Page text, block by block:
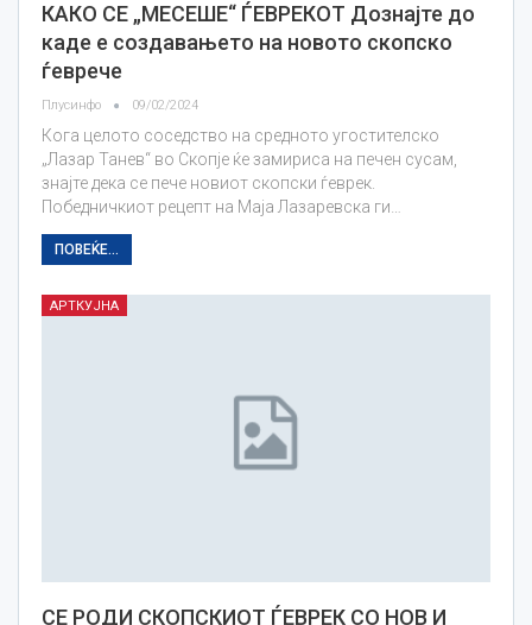
КАКО СЕ „МЕСЕШЕ“ ЃЕВРЕКОТ Дознајте до
каде е создавањето на новото скопско
ѓеврече
Плусинфо 09/02/2024
Кога целото соседство на средното угостителско
„Лазар Танев“ во Скопје ќе замириса на печен сусам,
знајте дека се пече новиот скопски ѓеврек.
Победничкиот рецепт на Маја Лазаревска ги…
ПОВЕЌЕ...
АРТКУЈНА
СЕ РОДИ СКОПСКИОТ ЃЕВРЕК СО НОВ И